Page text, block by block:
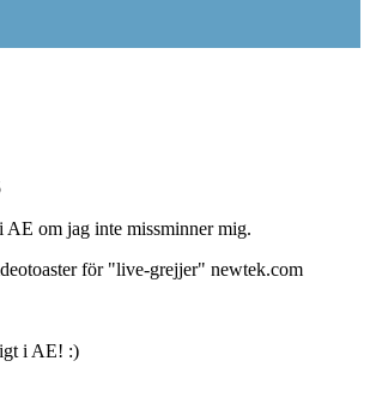
AE om jag inte missminner mig.
för "live-grejjer" newtek.com
i AE! :)